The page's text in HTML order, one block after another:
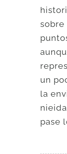
sobre
un
la
pase